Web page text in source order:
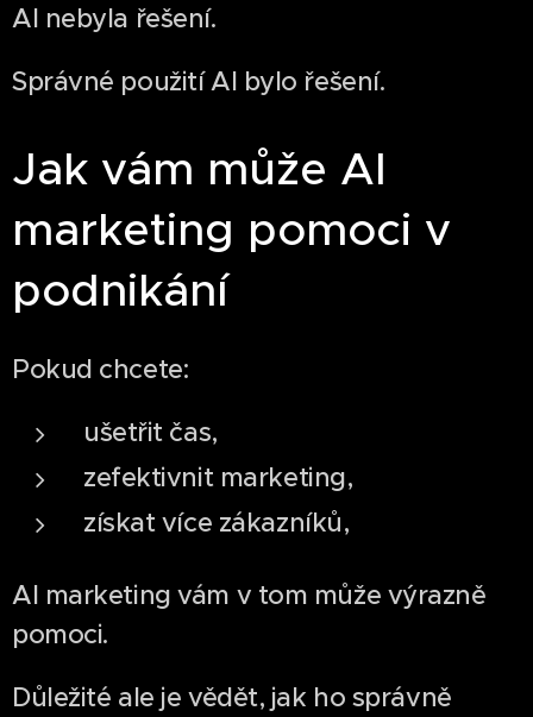
AI nebyla řešení.
Správné použití AI bylo řešení.
Jak vám může AI
marketing pomoci v
podnikání
Pokud chcete:
ušetřit čas,
zefektivnit marketing,
získat více zákazníků,
AI marketing vám v tom může výrazně
pomoci.
Důležité ale je vědět, jak ho správně